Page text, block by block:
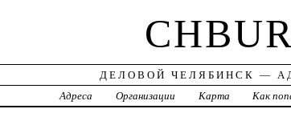
ДЕЛОВОЙ ЧЕЛЯБИНСК —
Адреса
Организации Карта Как